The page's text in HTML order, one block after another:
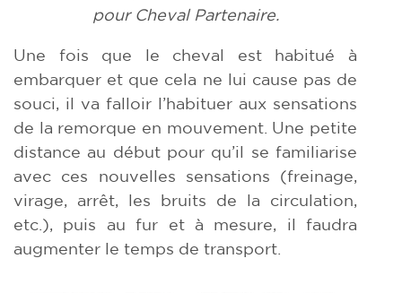
pour Cheval Partenaire.
Une fois que le cheval est habitué à
embarquer et que cela ne lui cause pas de
souci, il va falloir l’habituer aux sensations
de la remorque en mouvement. Une petite
distance au début pour qu’il se familiarise
avec ces nouvelles sensations (freinage,
virage, arrêt, les bruits de la circulation,
etc.), puis au fur et à mesure, il faudra
augmenter le temps de transport.